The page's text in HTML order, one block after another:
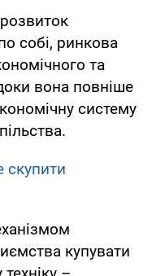
собі, ринкова
та
вона повніше
систему
скупити
купувати